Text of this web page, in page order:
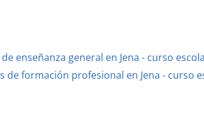
enseñanza general en Jena - curso
de formación profesional en Jena - curso